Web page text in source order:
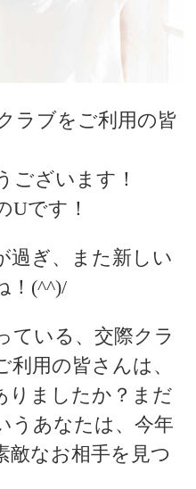
ご検討の皆様へ。
ラブをご利用の皆
ございます！
Uです！
過ぎ、また新しい
！(^^)/
ている、交際クラ
用の皆さんは、
りましたか？まだ
うあなたは、今年
敵なお相手を見つ